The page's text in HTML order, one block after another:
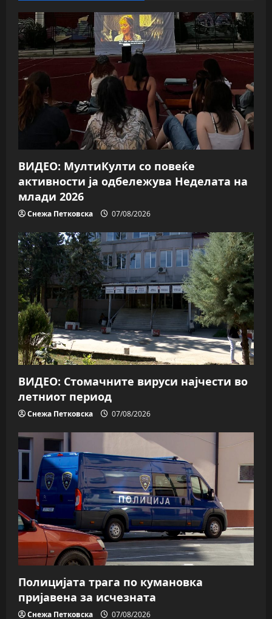
ВИДЕО: МултиКулти со повеќе
активности ја одбележува Неделата на
млади 2026
Снежа Петковска 07/08/2026
ВИДЕО: Стомачните вируси најчести во
летниот период
Снежа Петковска 07/08/2026
Полицијата трага пo кумановка
пријавена за исчезната
Снежа Петковска 07/08/2026